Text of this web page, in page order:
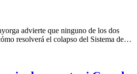
advierte que ninguno de los dos
resolverá el colapso del Sistema de…